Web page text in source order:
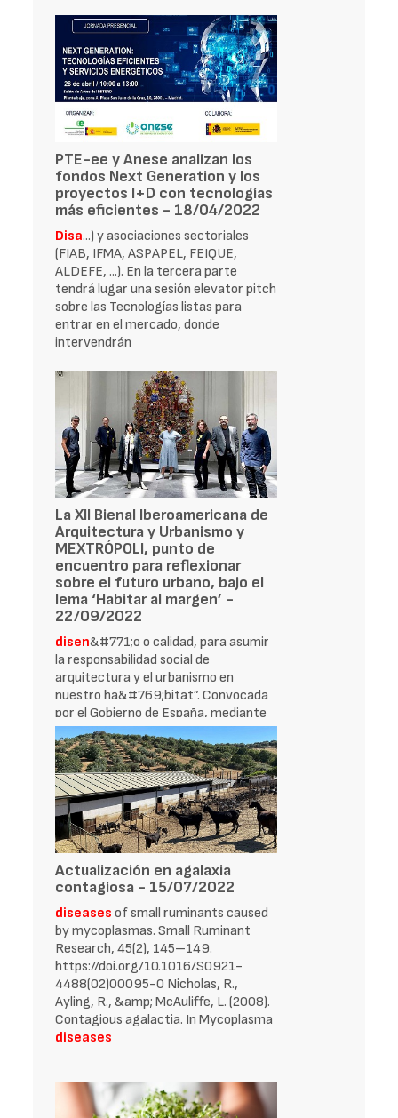
PTE-ee y Anese analizan los
fondos Next Generation y los
proyectos I+D con tecnologías
más eficientes - 18/04/2022
Disa...) y asociaciones sectoriales
(FIAB, IFMA, ASPAPEL, FEIQUE,
ALDEFE, ...). En la tercera parte
tendrá lugar una sesión elevator pitch
sobre las Tecnologías listas para
entrar en el mercado, donde
intervendrán
La XII Bienal Iberoamericana de
Arquitectura y Urbanismo y
MEXTRÓPOLI, punto de
encuentro para reflexionar
sobre el futuro urbano, bajo el
lema ‘Habitar al margen’ -
22/09/2022
disen&#771;o o calidad, para asumir
la responsabilidad social de
arquitectura y el urbanismo en
nuestro ha&#769;bitat”. Convocada
por el Gobierno de España, mediante
el Ministerio de Transportes
Actualización en agalaxia
contagiosa - 15/07/2022
diseases of small ruminants caused
by mycoplasmas. Small Ruminant
Research, 45(2), 145–149.
https://doi.org/10.1016/S0921-
4488(02)00095-0 Nicholas, R.,
Ayling, R., &amp; McAuliffe, L. (2008).
Contagious agalactia. In Mycoplasma
diseases